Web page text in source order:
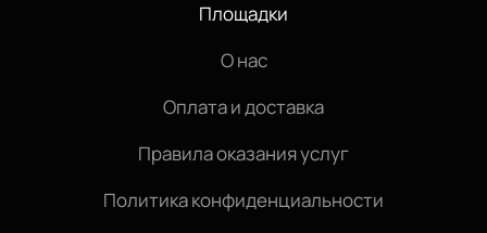
Площадки
О нас
Оплата и доставка
Правила оказания услуг
Политика конфиденциальности